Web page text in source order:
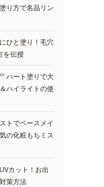
り方で名品リン
ひと塗り！毛穴
を伝授
” ハート塗りで大
ハイライトの使
トでベースメイ
の化粧もちミス
カット！お出
策方法